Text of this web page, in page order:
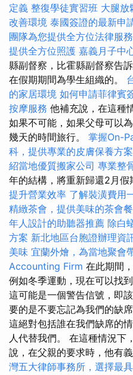
定義 整復學徒實習班 大腿放
改善環境 泰國簽證的最新申
團隊為您提供全方位法律服務
提供全方位照護 嘉義月子中
縣副督察，比霍縣副督察告
在假期期間為學生組織的。
的家居環境 如何申請菲律賓
按摩服務 他補充說，在這種
如果不可能，如果父母可以
幾天的時間旅行。 掌握On-
科，提供專業的皮膚保養方案
紹當地優質搬家公司 專業整
年的結構，將重新歸還2月假
提升營業效率 了解裝潢費用
精緻茶會，提供美味的茶會
年人設計的助聽器推薦 除白
方案 新北地區台胞證辦理資
美味 宜蘭外燴，為當地聚會
Accounting Firm 在此期間
例如冬季運動，現在可以找
這可能是一個警告信號，即
要的是不要忘記為我們的缺
這絕對包括誰在我們缺席的
人代替我們。 在這種情況下
說，在父親的要求時，他有
灣五大律師事務所，選擇最